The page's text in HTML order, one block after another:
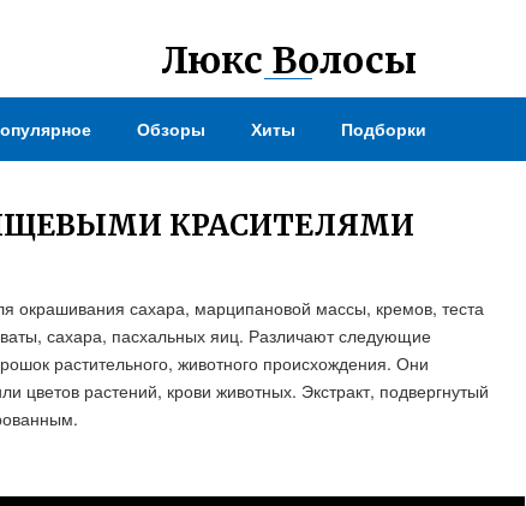
Люкс Волосы
Обзоры Хиты Подборки
КРАСИТЕЛЯМИ
окрашивания сахара, марципановой массы, кремов, теста
сахара, пасхальных яиц. Различают следующие
растительного, животного происхождения. Они
цветов растений, крови животных. Экстракт, подвергнутый